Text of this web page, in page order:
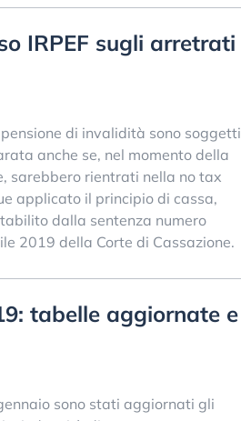
IRPEF sugli arretrati
di invalidità sono soggetti
anche se, nel momento della
sarebbero rientrati nella no tax
applicato il principio di cassa,
dalla sentenza numero
2019 della Corte di Cassazione.
tabelle aggiornate e
sono stati aggiornati gli